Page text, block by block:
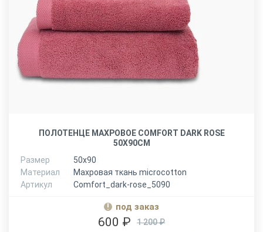
ПОЛОТЕНЦЕ МАХРОВОЕ COMFORT DARK ROSE
50X90СМ
Размер
50х90
Материал
Махровая ткань microcotton
Артикул
Comfort_dark-rose_5090
под заказ
1 200 ₽
600 ₽